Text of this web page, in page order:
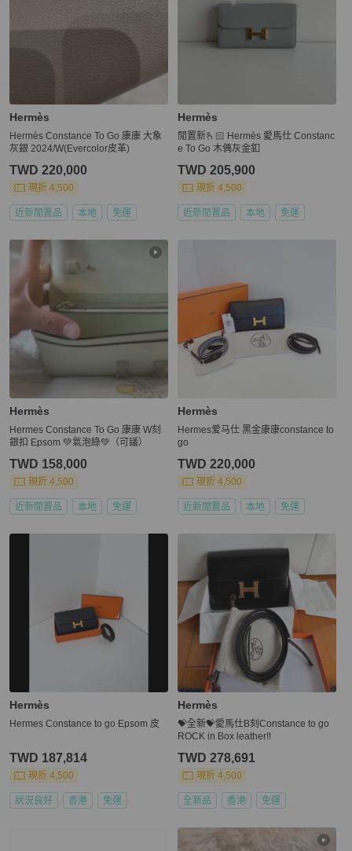
Hermès
Hermès Constance To Go 康康 大象
灰銀 2024/W(Evercolor皮革)
TWD 220,000
現折 4,500
近新閒置品 本地 免運
Hermès
閒置新🫰🏻 Hermès 愛馬仕 Constanc
e To Go 木偶灰金釦
TWD 205,900
現折 4,500
近新閒置品 本地 免運
Hermès
Hermes Constance To Go 康康 W刻
銀扣 Epsom 💚氣泡綠💚（可議）
TWD 158,000
現折 4,500
近新閒置品 本地 免運
Hermès
Hermes爱马仕 黑金康康constance to
go
TWD 220,000
現折 4,500
近新閒置品 本地 免運
Hermès
Hermes Constance to go Epsom 皮
TWD 187,814
現折 4,500
狀況良好 香港 免運
Hermès
💝全新💝愛馬仕B刻Constance to go
ROCK in Box leather!!
TWD 278,691
現折 4,500
全新品 香港 免運